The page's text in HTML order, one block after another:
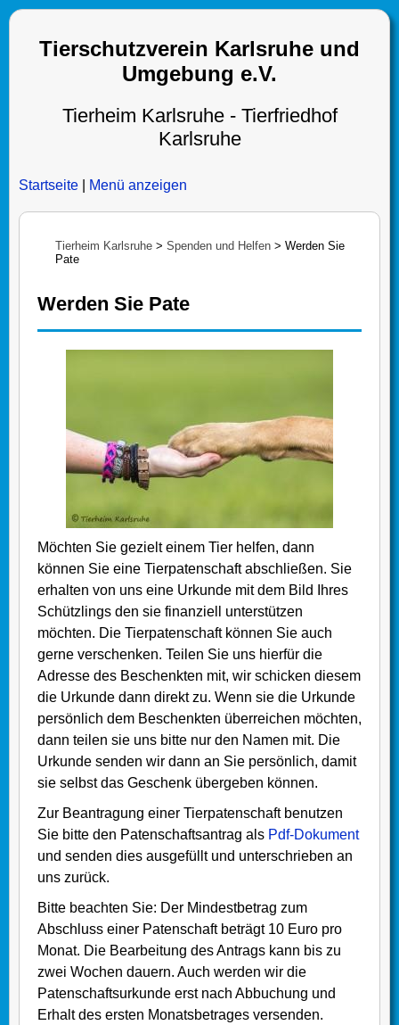
Tierschutzverein Karlsruhe und
Umgebung e.V.
Tierheim Karlsruhe - Tierfriedhof
Karlsruhe
Startseite Menü anzeigen
Tierheim Karlsruhe > Spenden und Helfen > Werden Sie
Pate
Werden Sie Pate
Möchten Sie gezielt einem Tier helfen, dann
können Sie eine Tierpatenschaft abschließen. Sie
erhalten von uns eine Urkunde mit dem Bild Ihres
Schützlings den sie finanziell unterstützen
möchten. Die Tierpatenschaft können Sie auch
gerne verschenken. Teilen Sie uns hierfür die
Adresse des Beschenkten mit, wir schicken diesem
die Urkunde dann direkt zu. Wenn sie die Urkunde
persönlich dem Beschenkten überreichen möchten,
dann teilen sie uns bitte nur den Namen mit. Die
Urkunde senden wir dann an Sie persönlich, damit
sie selbst das Geschenk übergeben können.
Zur Beantragung einer Tierpatenschaft benutzen
Sie bitte den Patenschaftsantrag als Pdf-Dokument
und senden dies ausgefüllt und unterschrieben an
uns zurück.
Bitte beachten Sie: Der Mindestbetrag zum
Abschluss einer Patenschaft beträgt 10 Euro pro
Monat. Die Bearbeitung des Antrags kann bis zu
zwei Wochen dauern. Auch werden wir die
Patenschaftsurkunde erst nach Abbuchung und
Erhalt des ersten Monatsbetrages versenden.